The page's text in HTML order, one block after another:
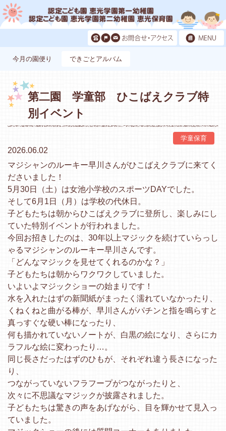
今月の園便り できごとアルバム
第二園 学童部 ひこばえクラブ特
別イベント
学童保育
2026.06.02
マジシャンのルーキー早川さんがひこばえクラブに来てく
ださいま した！
5月30日（土）は女池小学校のスポーツDAYでした。
そして6月1日（月）は学校の代休日。
子どもたちは朝からひこばえクラブに登所し、 楽しみにし
ていた特別イベントが行われました。
今回お招きしたのは、 30年以上マジックを続けていらっし
ゃるマジシャンのルーキー早川さんです。
「どんなマジックを見せてくれるのかな？」
子どもたちは朝からワクワクしていました。
いよいよマジックショーの始まりです！
水を入れたはずの新聞紙がまったく濡れていなかったり、
くねくねと曲がる棒が、 早川さんがパチンと指を鳴らすと
真っすぐな硬い棒になったり、
何も描かれていないノートが、白黒の絵になり、
さらにカ
ラフルな絵に変わったり…。
同じ長さだったはずのひもが、それぞれ違う長さになった
り、
つながっていないフラフープがつながったりと、
次々に不思議なマジックが披露されました。
子どもたちは驚きの声をあげながら、
目を輝かせて見入っ
ていました。